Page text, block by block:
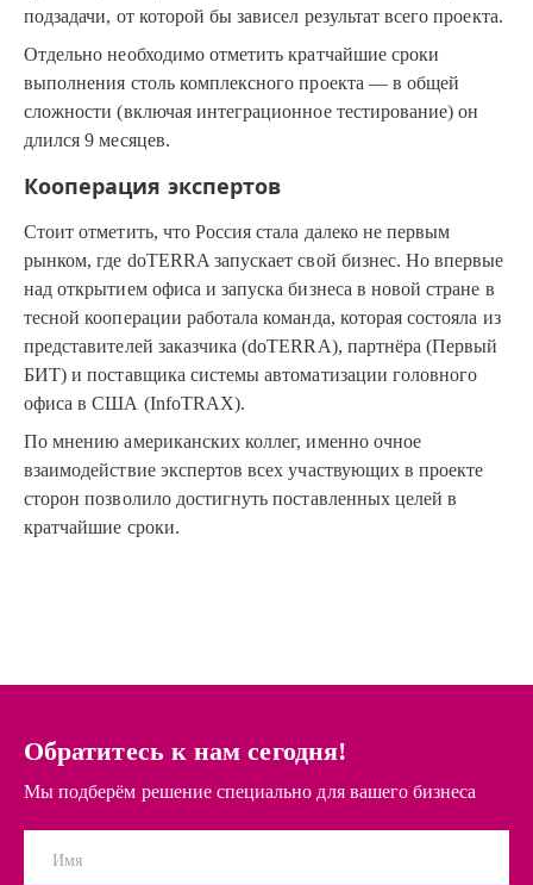
подзадачи, от которой бы зависел результат всего проекта.
Отдельно необходимо отметить кратчайшие сроки
выполнения столь комплексного проекта — в общей
сложности (включая интеграционное тестирование) он
длился 9 месяцев.
Кооперация экспертов
Стоит отметить, что Россия стала далеко не первым
рынком, где doTERRA запускает свой бизнес. Но впервые
над открытием офиса и запуска бизнеса в новой стране в
тесной кооперации работала команда, которая состояла из
представителей заказчика (doTERRA), партнёра (Первый
БИТ) и поставщика системы автоматизации головного
офиса в США (InfoTRAX).
По мнению американских коллег, именно очное
взаимодействие экспертов всех участвующих в проекте
сторон позволило достигнуть поставленных целей в
кратчайшие сроки.
Обратитесь к нам сегодня!
Мы подберём решение специально для вашего бизнеса
Имя